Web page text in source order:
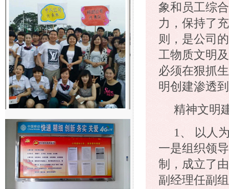
象和员工综
力，保持了
则，是公司
工物质文明
必须在狠抓
明创建渗透
精神文明
1、 以人
一是组织领
制，成立了
副经理任副